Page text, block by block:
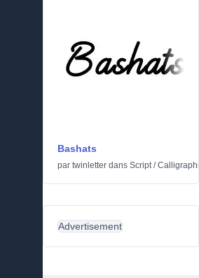
Bashats
par twinletter dans Script/
Advertisement